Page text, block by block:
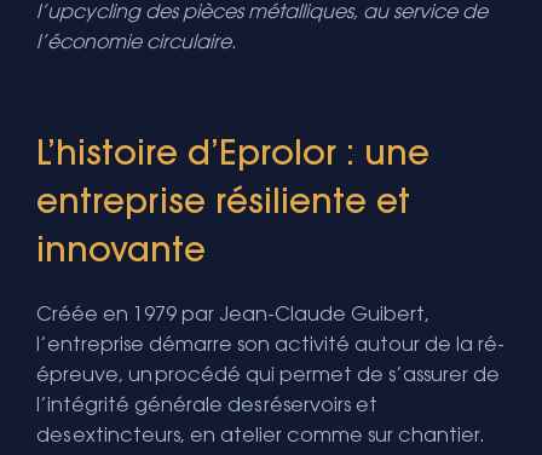
l’upcyclingdes pièces métalliques, au service de
l’économie circulaire.
L’histoire d’Eprolor : une
entreprise résiliente et
innovante
Créée en 1979 par Jean-Claude Guibert,
l’entreprise démarre son activité autour de la ré-
épreuve, un procédé qui permet de s’assurer de
l’intégrité générale des réservoirs et
des extincteurs, en atelier comme sur chantier.